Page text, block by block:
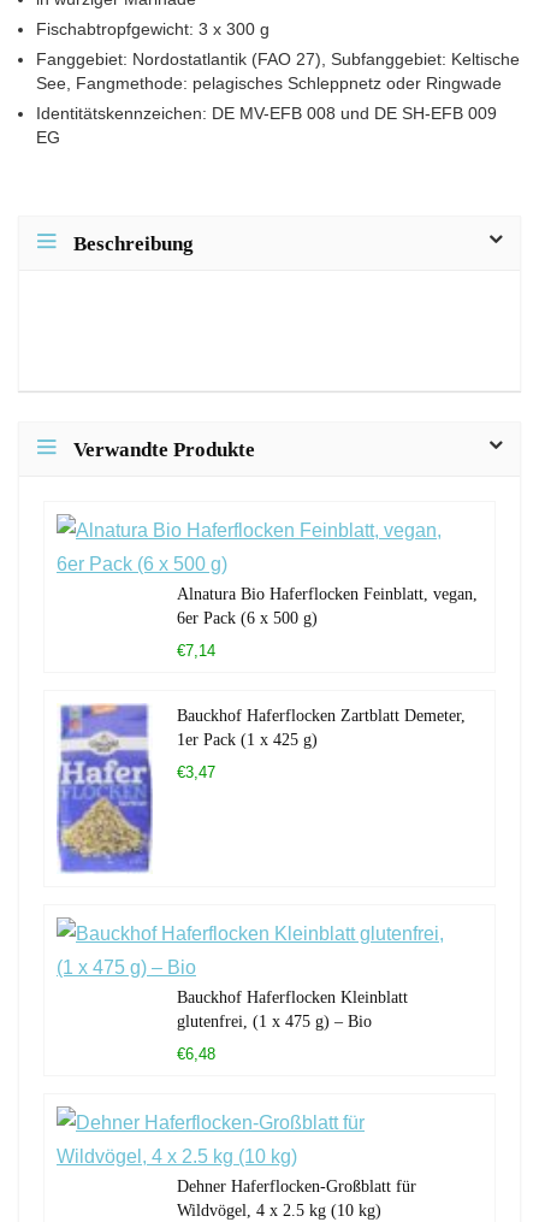
Fischabtropfgewicht: 3 x 300 g
Fanggebiet: Nordostatlantik (FAO 27), Subfanggebiet: Keltische
See, Fangmethode: pelagisches Schleppnetz oder Ringwade
Identitätskennzeichen: DE MV-EFB 008 und DE SH-EFB 009
EG
Beschreibung
Verwandte Produkte
Alnatura Bio Haferflocken Feinblatt, vegan,
6er Pack (6 x 500 g)
€7,14
Bauckhof Haferflocken Zartblatt Demeter,
1er Pack (1 x 425 g)
€3,47
Bauckhof Haferflocken Kleinblatt
glutenfrei, (1 x 475 g) – Bio
€6,48
Dehner Haferflocken-Großblatt für
Wildvögel, 4 x 2.5 kg (10 kg)